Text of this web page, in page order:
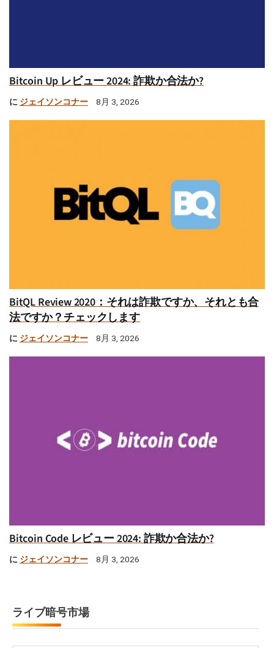
Bitcoin Up レビュー 2024: 詐欺か合法か?
に ジェイソンコナー 8月 3, 2026
BitQL Review 2020：それは詐欺ですか、それとも合
法ですか？チェックします
に ジェイソンコナー 8月 3, 2026
Bitcoin Code レビュー 2024: 詐欺か合法か?
に ジェイソンコナー 8月 3, 2026
ライブ暗号市場